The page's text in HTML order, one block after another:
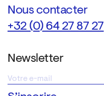
Nous contacter
+32 (0) 64 27 87 27
Newsletter